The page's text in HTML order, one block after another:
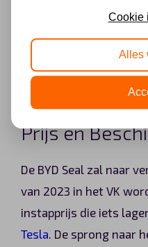
Het interieur is
materialen zoals
en veganistisch leer,
premium gevoel van
Prijs en
De BYD Seal zal naar
van 2023 in het VK
instapprijs die iets
Tesla . De sprong naar
Cookie
Alles